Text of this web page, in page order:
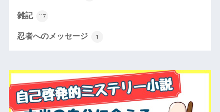
雑記 117
忍者へのメッセージ 1